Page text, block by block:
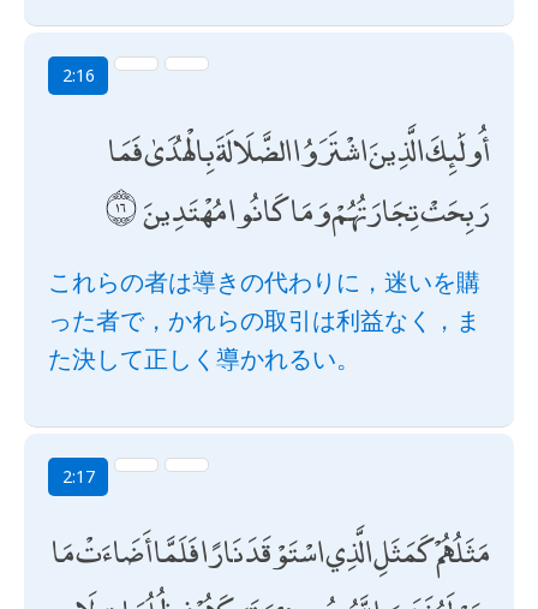
2:16
أُولَٰئِكَ الَّذِينَ اشْتَرَوُا الضَّلَالَةَ بِالْهُدَىٰ فَمَا
رَبِحَتْ تِجَارَتُهُمْ وَمَا كَانُوا مُهْتَدِينَ
これらの者は導きの代わりに，迷いを購
った者で，かれらの取引は利益なく，ま
た決して正しく導かれるい。
2:17
مَثَلُهُمْ كَمَثَلِ الَّذِي اسْتَوْقَدَ نَارًا فَلَمَّا أَضَاءَتْ مَا